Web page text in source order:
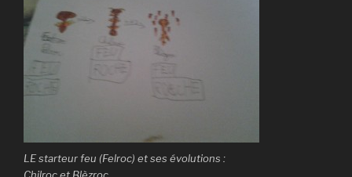
LE starteur feu (Felroc) et ses évolutions :